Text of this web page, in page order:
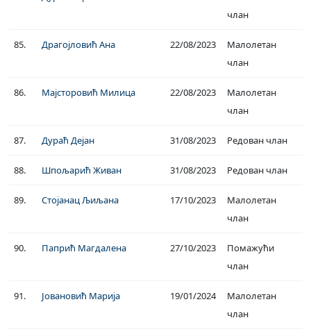
члан
85. Драгојловић Ана 22/08/2023
Малолетан
члан
86. Мајсторовић Милица 22/08/2023
Малолетан
члан
87. Дураћ Дејан 31/08/2023 Редован члан
88. Шпољарић Живан 31/08/2023 Редован члан
89. Стојанац Љиљана 17/10/2023
Малолетан
члан
90. Папрић Магдалена 27/10/2023
Помажући
члан
91. Јовановић Марија 19/01/2024
Малолетан
члан